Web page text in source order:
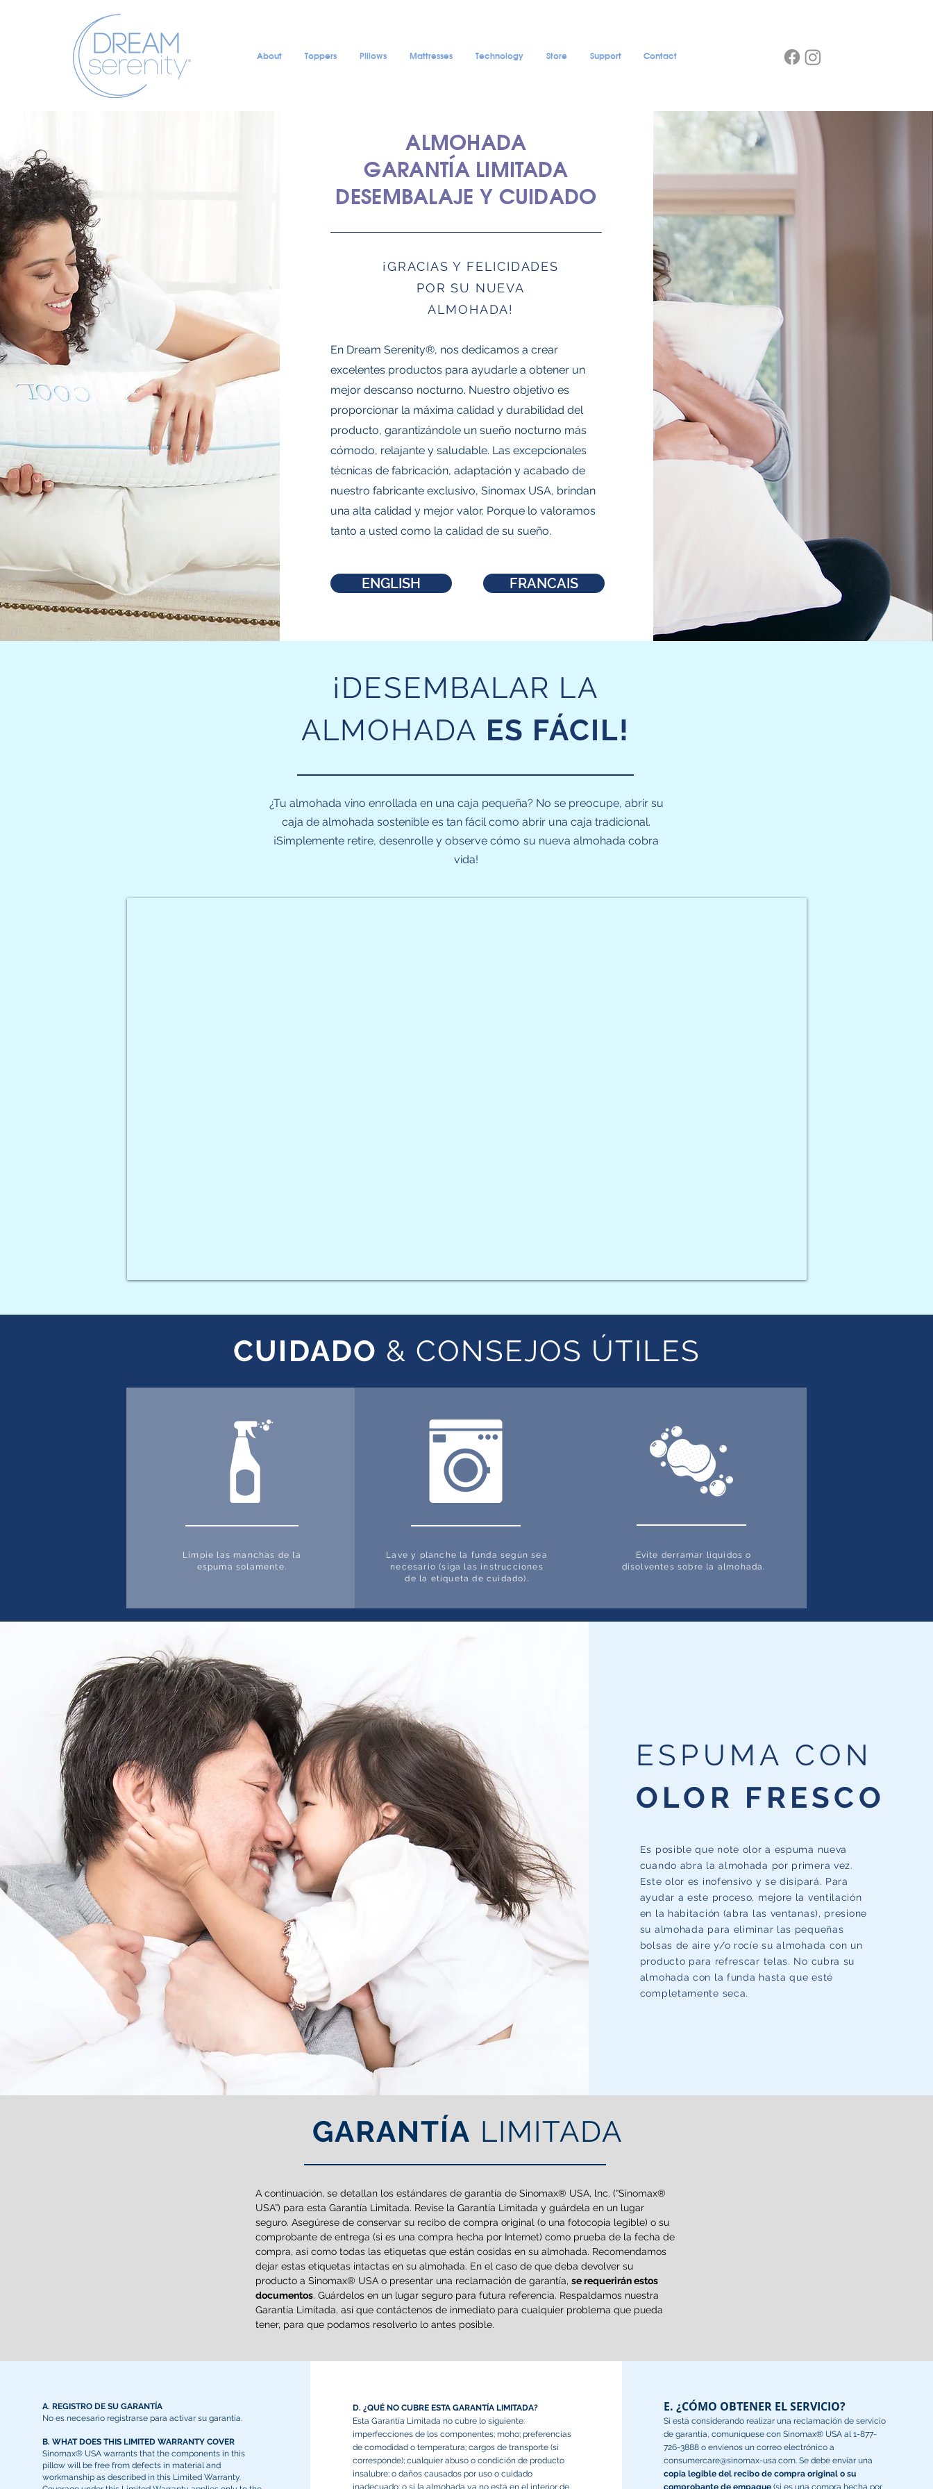
ALMOHADA
GARANTÍA LIMITADA
DESEMBALAJE Y CUIDADO
¡GRACIAS Y FELICIDADES
POR SU NUEVA
ALMOHADA!
En Dream Serenity®, nos dedicamos a crear
excelentes productos para ayudarle a obtener un
mejor descanso nocturno. Nuestro objetivo es
proporcionar la máxima calidad y durabilidad del
producto, garantizándole un sueño nocturno más
cómodo, relajante y saludable. Las excepcionales
técnicas de fabricación, adaptación y acabado de
nuestro fabricante exclusivo, Sinomax USA, brindan
una alta calidad y mejor valor. Porque lo valoramos
tanto a usted como la calidad de su sueño.
ENGLISH FRANCAIS
¡DESEMBALAR LA
ALMOHADA ES FÁCIL!
¿Tu almohada vino enrollada en una caja pequeña? No se preocupe, abrir su
caja de almohada sostenible es tan fácil como abrir una caja tradicional.
¡Simplemente retire, desenrolle y observe cómo su nueva almohada cobra
vida!
CUIDADO & CONSEJOS ÚTILES
Limpie las manchas de la
espuma solamente.
Lave y planche la funda según sea
necesario (siga las instrucciones
de la etiqueta de cuidado).
Evite derramar líquidos o
disolventes sobre la almohada.
ESPUMA CON
OLOR FRESCO
Es posible que note olor a espuma nueva
cuando abra la almohada por primera vez.
Este olor es inofensivo y se disipará. Para
ayudar a este proceso, mejore la ventilación
en la habitación (abra las ventanas), presione
su almohada para eliminar las pequeñas
bolsas de aire y/o rocíe su almohada con un
producto para refrescar telas. No cubra su
almohada con la funda hasta que esté
completamente seca.
GARANTÍA LIMITADA
A continuación, se detallan los estándares de garantía de Sinomax® USA, lnc. (“Sinomax®
USA”) para esta Garantía Limitada. Revise la Garantía Limitada y guárdela en un lugar
seguro. Asegúrese de conservar su recibo de compra original (o una fotocopia legible) o su
comprobante de entrega (si es una compra hecha por Internet) como prueba de la fecha de
compra, así como todas las etiquetas que están cosidas en su almohada. Recomendamos
dejar estas etiquetas intactas en su almohada. En el caso de que deba devolver su
producto a Sinomax® USA o presentar una reclamación de garantía, se requerirán estos
documentos. Guárdelos en un lugar seguro para futura referencia. Respaldamos nuestra
Garantía Limitada, así que contáctenos de inmediato para cualquier problema que pueda
tener, para que podamos resolverlo lo antes posible.
A. REGISTRO DE SU GARANTÍA
No es necesario registrarse para activar su garantía.
B. WHAT DOES THIS LIMITED WARRANTY COVER
Sinomax® USA warrants that the components in this
pillow will be free from defects in material and
workmanship as described in this Limited Warranty.
D. ¿QUÉ NO CUBRE ESTA GARANTÍA LIMITADA?
Esta Garantía Limitada no cubre lo siguiente:
imperfecciones de los componentes; moho; preferencias
de comodidad o temperatura; cargos de transporte (si
corresponde); cualquier abuso o condición de producto
insalubre; o daños causados por uso o cuidado
inadecuado; o si la almohada ya no está en el interior de
E. ¿CÓMO OBTENER EL SERVICIO?
Si está considerando realizar una reclamación de servicio
de garantía, comuníquese con Sinomax® USA al 1-877-
726-3888 o envíenos un correo electrónico a
consumercare@sinomax-usa.com. Se debe enviar una
copia legible del recibo de compra original o su
comprobante de empaque(si es una compra hecha por
About Toppers Pillows Mattresses Technology Store Support Contact